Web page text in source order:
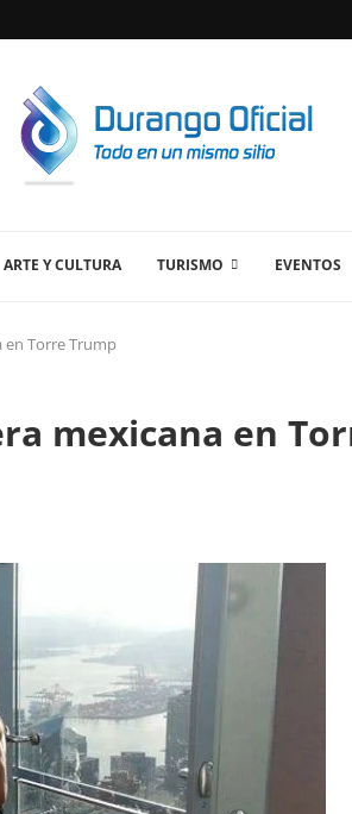
Confiables en Durango,...
ARTE Y CULTURA TURISMO EVENTOS
en Torre Trump
mexicana en